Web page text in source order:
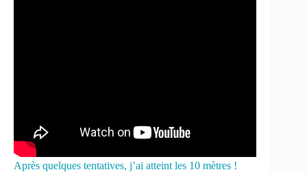
Après quelques tentatives, j’ai atteint les 10 mètres !